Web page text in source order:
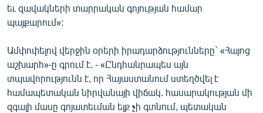
եւ զավակների տարրական գոյության համար
պայքարում»:
Ամփոփելով վերջին օրերի իրադարձությունները` «Հայոց
աշխարհ»-ը գրում է. - «Ընդհանրապես այն
տպավորությունն է, որ Հայաստանում ստեղծվել է
համապետական նիրվանայի վիճակ. հասարակության մի
զգալի մասը գոյատեւման ելք չի գտնում, պետական